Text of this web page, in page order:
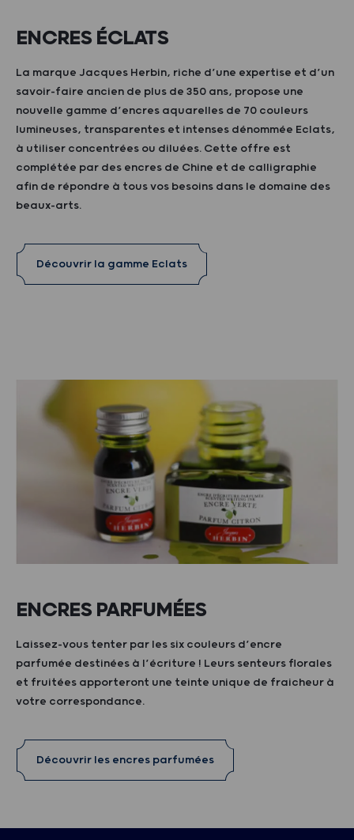
ENCRES ÉCLATS
La marque Jacques Herbin, riche d’une expertise et d’un
savoir-faire ancien de plus de 350 ans, propose une
nouvelle gamme d’encres aquarelles de 70 couleurs
lumineuses, transparentes et intenses dénommée Eclats,
à utiliser concentrées ou diluées. Cette offre est
complétée par des encres de Chine et de calligraphie
afin de répondre à tous vos besoins dans le domaine des
beaux-arts.
Découvrir la gamme Eclats
ENCRES PARFUMÉES
Laissez-vous tenter par les six couleurs d’encre
parfumée destinées à l’écriture ! Leurs senteurs florales
et fruitées apporteront une teinte unique de fraicheur à
votre correspondance.
Découvrir les encres parfumées